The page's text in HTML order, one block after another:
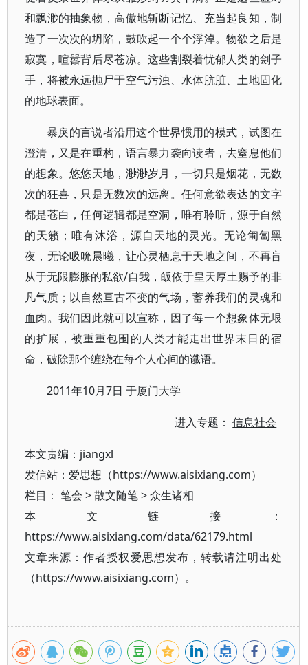
和飘渺的抽象物，高傲地斩断记忆、充当起良知，制
造了一次次的坍陷，鼓吹起一个个浮淖。物欲之后是
寂寞，喧嚣背后尽苍凉。这些割裂着忧郁人类的刽子
手，将被永远抛尸于空气污浊、水体肮脏、土地固化
的地球表面。
暴戾的言说者沿用这个世界惯用的模式，试图在
澄清，又是在重构，语言暴力袭向读者，去窒息他们
的想象。悠悠天地，渺渺岁月，一切只是烟花，无数
次的狂喜，只是无数次的远离。任何意欲表达的文字
都是苍白，任何逻辑都是空洞，唯有聆听，源于自然
的天籁；唯有沐浴，源自天地的灵光。无论匍匐黑
夜，无论吸吮晨曦，让心灵栖息于天地之间，不再盲
从于无限膨胀的私欲/自我，皈依于皇天厚土赐予的非
凡气质；以自然亘古不变的气场，蓄养我们的灵魂和
血肉。我们因此就可以宣称，因了每一个想象体无垠
的扩展，被重重包围的人类才能走出世界末日的宿
命，破除那个缠绕在每个人心间的谶语。
2011年10月7日 于厦门大学
进入专题：信息社会
本文责编： jiangxl
发信站：爱思想（https://www.aisixiang.com）
栏目： 笔会 >散文随笔>众生诸相
本文链接：
https://www.aisixiang.com/data/62179.html
文章来源：作者授权爱思想发布，转载请注明出处
（https://www.aisixiang.com）。